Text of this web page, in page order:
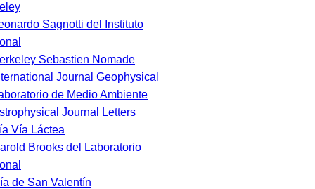
Sagnotti del Instituto
Sebastien Nomade
Journal Geophysical
de Medio Ambiente
Journal Letters
Vía Láctea
Brooks del Laboratorio
de San Valentín